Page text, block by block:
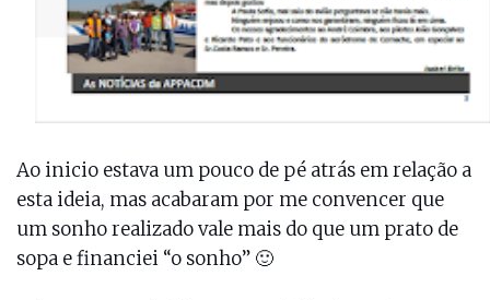
Ao inicio estava um pouco de pé atrás em relação a
esta ideia, mas acabaram por me convencer que
um sonho realizado vale mais do que um prato de
sopa e financiei “o sonho” 🙂